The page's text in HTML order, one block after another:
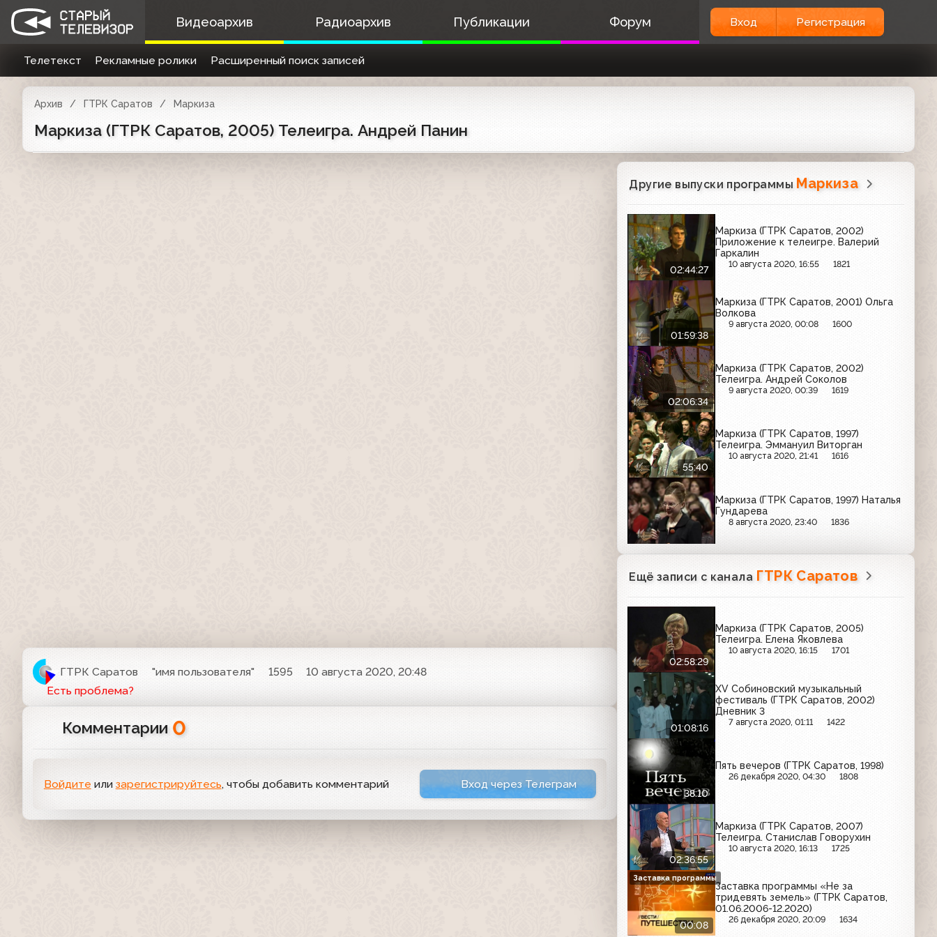
Видеоархив Радиоархив Публикации Форум Вход Регистрация
Телетекст Рекламные ролики Расширенный поиск записей
Архив ГТРК Саратов Маркиза
Маркиза (ГТРК Саратов, 2005) Телеигра. Андрей Панин
ГТРК Саратов "имя пользователя" 1595
10 августа 2020, 20:48
Есть проблема?
Комментарии 0
Войдите или зарегистрируйтесь, чтобы добавить комментарий Вход через Телеграм
Другие выпуски программы Маркиза
02:44:27
Маркиза (ГТРК Саратов, 2002)
Приложение к телеигре. Валерий
Гаркалин
10 августа 2020, 16:55 1821
01:59:38
Маркиза (ГТРК Саратов, 2001) Ольга
Волкова
9 августа 2020, 00:08 1600
02:06:34
Маркиза (ГТРК Саратов, 2002)
Телеигра. Андрей Соколов
9 августа 2020, 00:39 1619
55:40
Маркиза (ГТРК Саратов, 1997)
Телеигра. Эммануил Виторган
10 августа 2020, 21:41 1616
Маркиза (ГТРК Саратов, 1997) Наталья
Гундарева
8 августа 2020, 23:40 1836
Ещё записи с канала ГТРК Саратов
02:58:29
Маркиза (ГТРК Саратов, 2005)
Телеигра. Елена Яковлева
10 августа 2020, 16:15 1701
01:08:16
XV Собиновский музыкальный
фестиваль (ГТРК Саратов, 2002)
Дневник 3
7 августа 2020, 01:11 1422
38:10
Пять вечеров (ГТРК Саратов, 1998)
26 декабря 2020, 04:30 1808
02:36:55
Маркиза (ГТРК Саратов, 2007)
Телеигра. Станислав Говорухин
10 августа 2020, 16:13 1725
00:08
Заставка программы «Не за
тридевять земель» (ГТРК Саратов,
01.06.2006-12.2020)
26 декабря 2020, 20:09 1634
Заставка программы